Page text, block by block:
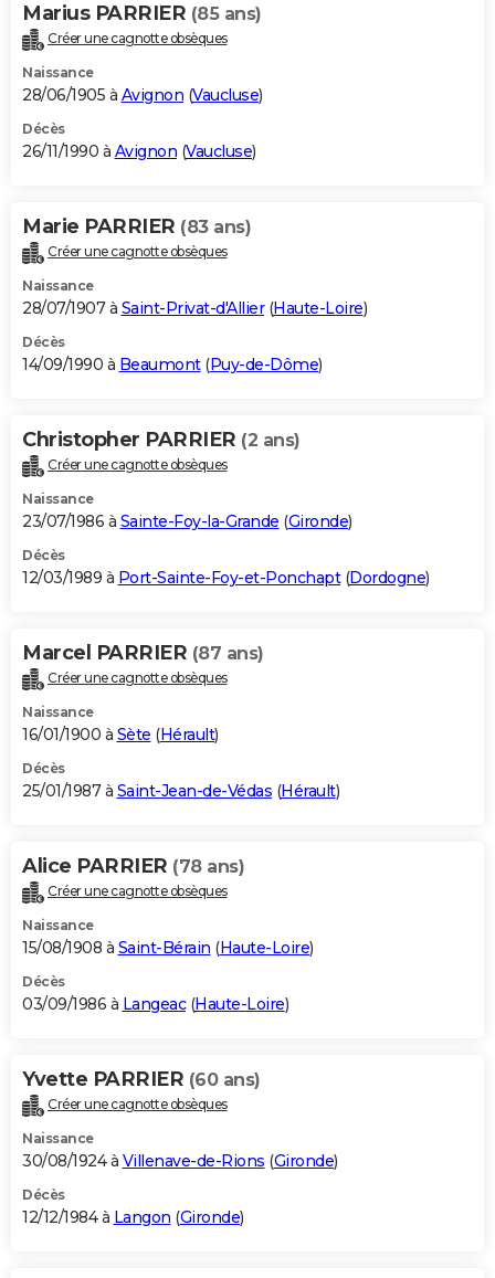
Marius PARRIER (85 ans)
Créer une cagnotte obsèques
Naissance
28/06/1905 à Avignon (Vaucluse)
Décès
26/11/1990 à Avignon (Vaucluse)
Marie PARRIER (83 ans)
Créer une cagnotte obsèques
Naissance
28/07/1907 à Saint-Privat-d'Allier(Haute-Loire)
Décès
14/09/1990 à Beaumont(Puy-de-Dôme)
Christopher PARRIER (2 ans)
Créer une cagnotte obsèques
Naissance
23/07/1986 à Sainte-Foy-la-Grande (Gironde)
Décès
12/03/1989 à Port-Sainte-Foy-et-Ponchapt(Dordogne)
Marcel PARRIER (87 ans)
Créer une cagnotte obsèques
Naissance
16/01/1900 à Sète (Hérault)
Décès
25/01/1987 à Saint-Jean-de-Védas (Hérault)
Alice PARRIER (78 ans)
Créer une cagnotte obsèques
Naissance
15/08/1908 à Saint-Bérain (Haute-Loire)
Décès
03/09/1986 à Langeac(Haute-Loire)
Yvette PARRIER (60 ans)
Créer une cagnotte obsèques
Naissance
30/08/1924 à Villenave-de-Rions (Gironde)
Décès
12/12/1984 à Langon (Gironde)